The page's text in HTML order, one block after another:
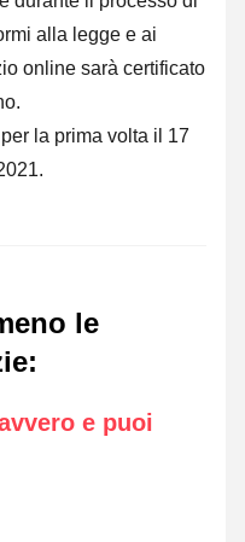
alla legge e ai
online sarà certificato
la prima volta il 17
le
:
e puoi